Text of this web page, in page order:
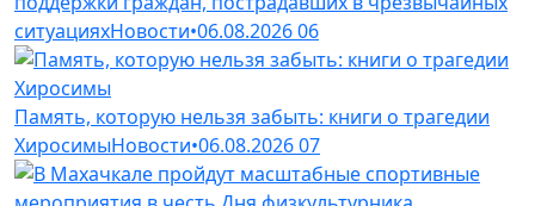
ситуацияхНовости•06.08.202606
Память, которую нельзя забыть: книги о трагедии
ХиросимыНовости•06.08.202607